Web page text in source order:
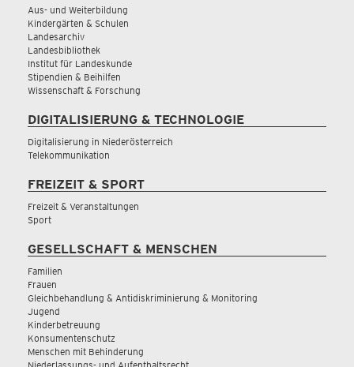
Aus- und Weiterbildung
Kindergärten & Schulen
Landesarchiv
Landesbibliothek
Institut für Landeskunde
Stipendien & Beihilfen
Wissenschaft & Forschung
DIGITALISIERUNG & TECHNOLOGIE
Digitalisierung in Niederösterreich
Telekommunikation
FREIZEIT & SPORT
Freizeit & Veranstaltungen
Sport
GESELLSCHAFT & MENSCHEN
Familien
Frauen
Gleichbehandlung & Antidiskriminierung & Monitoring
Jugend
Kinderbetreuung
Konsumentenschutz
Menschen mit Behinderung